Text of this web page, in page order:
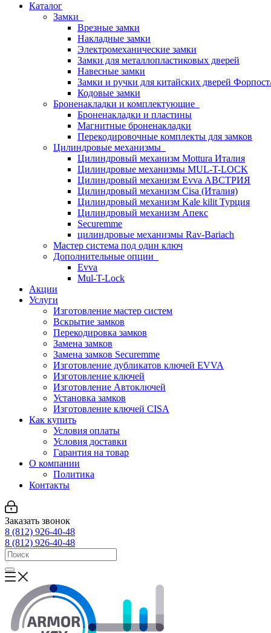
Каталог
Замки
Врезные замки
Накладные замки
Электромеханические замки
Замки для металлопластиковых дверей
Навесные замки
Замки и ручки для китайских дверей
Кодовые замки
Броненакладки и комплектующие
Броненакладки и пластины
Магнитные броненакладки
Перекодировочные комплекты для замков
Цилиндровые механизмы
Цилиндровый механизм Mottura Италия
Цилиндровые механизмы MUL-T-LOCK
Цилиндровый механизм Evva АВСТРИЯ
Цилиндровый механизм Cisa (Италия)
Цилиндровый механизм Kale kilit Турция
Цилиндровый механизм Апекс
Securemme
цилиндровые механизмы Rav-Bariach
Мастер система под один ключ
Дополнительные опции
Evva
Mul-T-Lock
Акции
Услуги
Изготовление мастер систем
Вскрытие замков
Перекодировка замков
Замена замков
Замена замков Securemme
Изготовление дубликатов ключей EVVA
Изготовление ключей
Изготовление Автоключей
Установка замков
Изготовление ключей CISA
Как купить
Условия оплаты
Условия доставки
Гарантия на товар
О компании
Политика
Контакты
Заказать звонок
8 (812) 926-40-48
8 (812) 926-40-48